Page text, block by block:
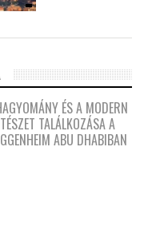
ÉS A MODERN
TALÁLKOZÁSA A
ABU DHABIBAN